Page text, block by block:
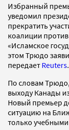
Избранный
уведомил
прекратить
коалиции
«Исламское
этом Трюдо
передает Reuters.
По словам
выходу Канады
Новый премьер
ситуацию на
только